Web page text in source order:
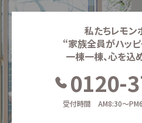
私たちレモン
“家族全員がハッ
一棟一棟、心を込
0120-
受付時間 AM8:30～